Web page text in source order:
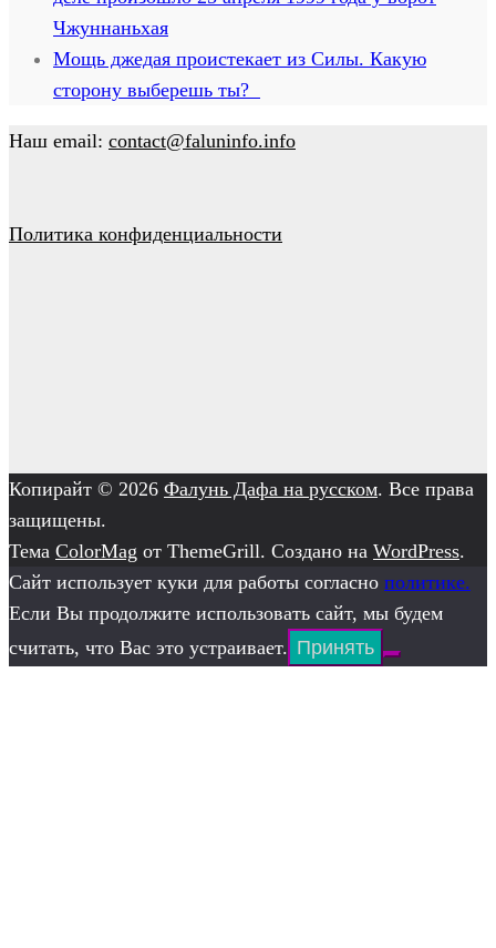
Чжуннаньхая
Мощь джедая проистекает из Силы. Какую
сторону выберешь ты?
Наш email: contact@faluninfo.info
Политика конфиденциальности
Копирайт © 2026 Фалунь Дафа на русском. Все права
защищены.
Тема ColorMag от ThemeGrill. Создано на WordPress.
Сайт использует куки для работы согласно политике.
Если Вы продолжите использовать сайт, мы будем
считать, что Вас это устраивает. Принять